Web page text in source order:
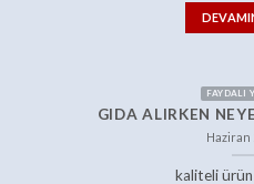
FAYDALI
GIDA ALIRKEN
Haziran
kaliteli ürün